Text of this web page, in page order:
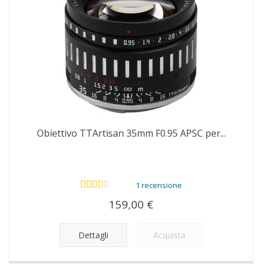
Obiettivo TTArtisan 35mm F0.95 APSC per...
1 recensione
159,00 €
Dettagli Acquista